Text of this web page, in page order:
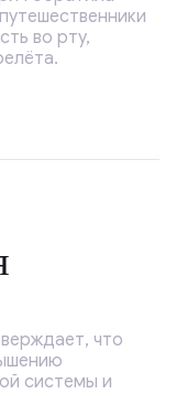
во рту,
что
системы и